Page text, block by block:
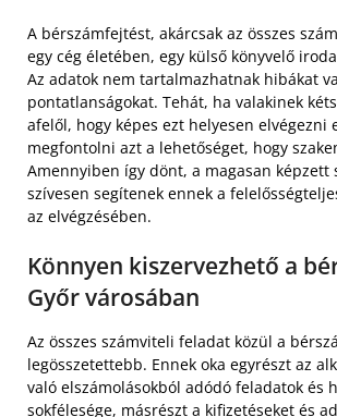
A bérszámfejtést, akárcsak az összes
egy cég életében, egy külső könyvelő
Az adatok nem tartalmazhatnak hibákat
pontatlanságokat. Tehát, ha valakinek
afelől, hogy képes ezt helyesen elvégezni
megfontolni azt a lehetőséget, hogy
Amennyiben így dönt, a magasan képzett
szívesen segítenek ennek a
az elvégzésében.
Könnyen kiszervezhető a
Győr városában
Az összes számviteli feladat közül a
legösszetettebb. Ennek oka egyrészt az
való elszámolásokból adódó feladatok és
sokfélesége, másrészt a kifizetéseket és